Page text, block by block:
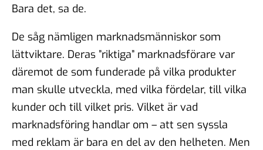
Bara det, sa de.
De såg nämligen marknadsmänniskor som
lättviktare. Deras ”riktiga” marknadsförare var
däremot de som funderade på vilka produkter
man skulle utveckla, med vilka fördelar, till vilka
kunder och till vilket pris. Vilket är vad
marknadsföring handlar om – att sen syssla
med reklam är bara en del av den helheten. Men